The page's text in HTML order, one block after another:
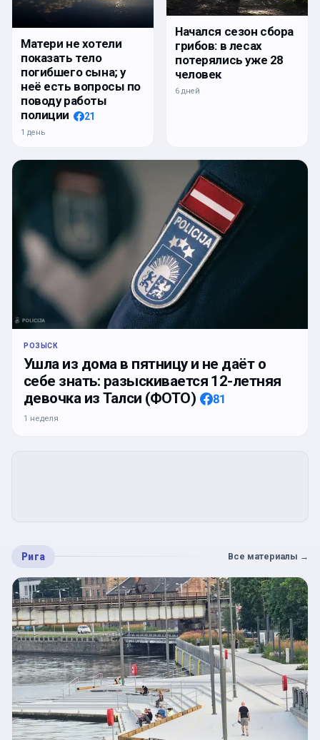
Матери не хотели
показать тело
погибшего сына; у
неё есть вопросы по
поводу работы
полиции
21
1 день
Начался сезон сбора
грибов: в лесах
потерялись уже 28
человек
6 дней
РОЗЫСК
Ушла из дома в пятницу и не даёт о
себе знать: разыскивается 12-летняя
девочка из Талси (ФОТО)
81
1 неделя
Рига Все материалы →